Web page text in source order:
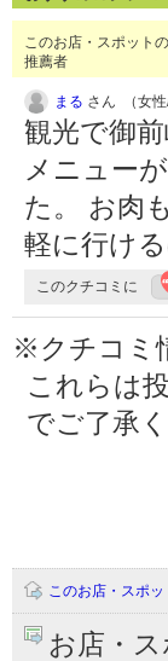
このお店・スポットの
推薦者
まる さん （女性
観光で御
メニュー
た。 お肉
軽に行け
このクチコミに
※クチコミ
これらは
でご了承
このお店・スポ
お店・